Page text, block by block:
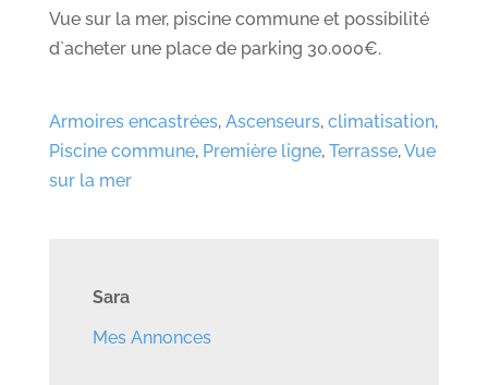
Vue sur la mer, piscine commune et possibilité
d`acheter une place de parking 30.000€.
Armoires encastrées, Ascenseurs, climatisation,
Piscine commune, Première ligne, Terrasse,Vue
sur la mer
Sara
Mes Annonces